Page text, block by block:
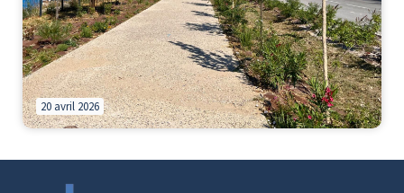
20 avril 2026